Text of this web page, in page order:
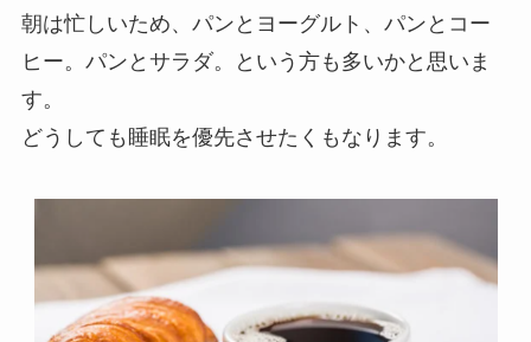
朝は忙しいため、パンとヨーグルト、パンとコー
ヒー。パンとサラダ。という方も多いかと思いま
す。
どうしても睡眠を優先させたくもなります。